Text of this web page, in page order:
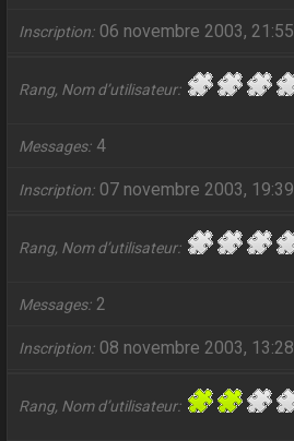
Inscription 06 novembre 2003, 21:55
Rang, Nom d’utilisateur
Messages 4
Inscription 07 novembre 2003, 19:39
Rang, Nom d’utilisateur
Messages 2
Inscription 08 novembre 2003, 13:28
Rang, Nom d’utilisateur